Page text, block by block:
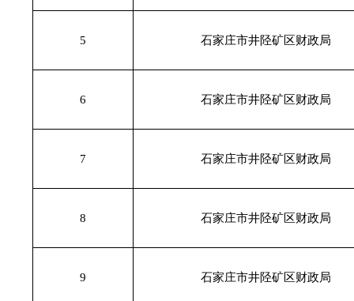
5 石家庄市井陉矿区财政局
6 石家庄市井陉矿区财政局
7 石家庄市井陉矿区财政局
8 石家庄市井陉矿区财政局
9 石家庄市井陉矿区财政局